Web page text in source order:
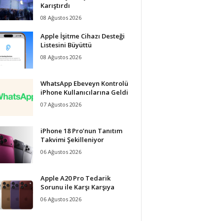
Karıştırdı
08 Ağustos 2026
Apple İşitme Cihazı Desteği
Listesini Büyüttü
08 Ağustos 2026
WhatsApp Ebeveyn Kontrolü
iPhone Kullanıcılarına Geldi
07 Ağustos 2026
iPhone 18 Pro’nun Tanıtım
Takvimi Şekilleniyor
06 Ağustos 2026
Apple A20 Pro Tedarik
Sorunu ile Karşı Karşıya
06 Ağustos 2026